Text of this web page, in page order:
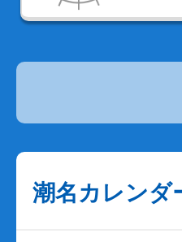
潮名カレンダ